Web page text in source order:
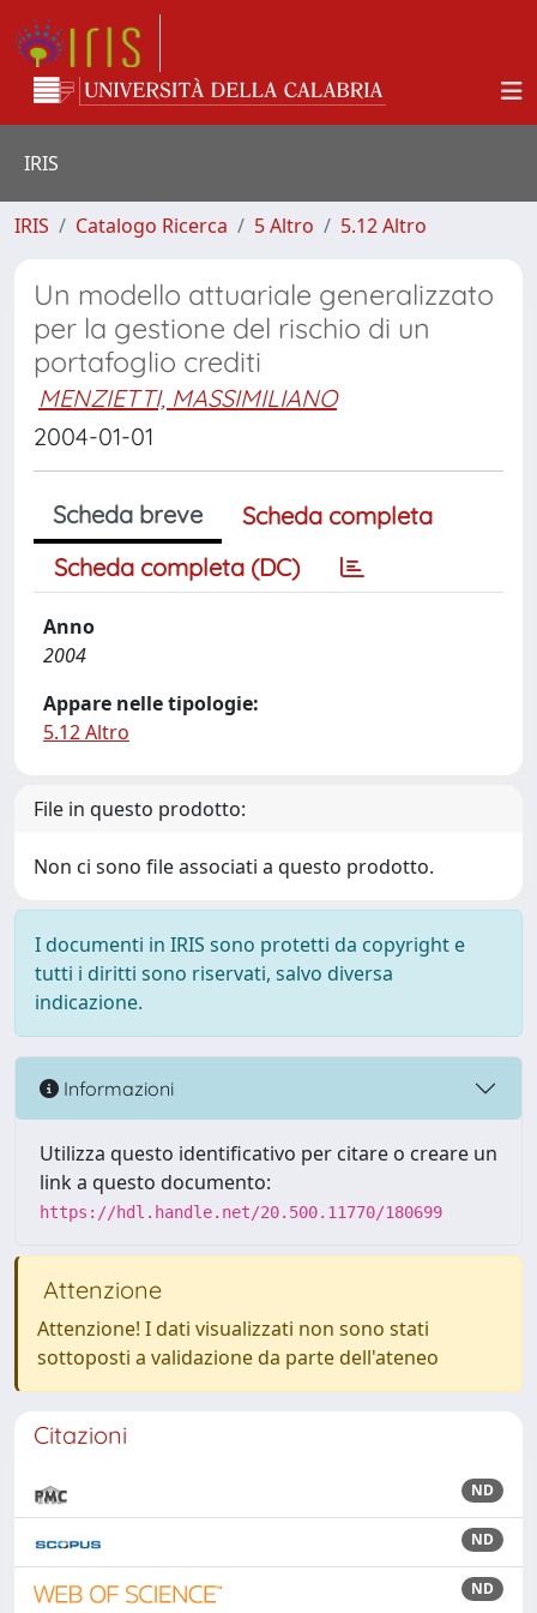
IRIS
IRIS Catalogo Ricerca 5 Altro 5.12 Altro
Un modello attuariale generalizzato
per la gestione del rischio di un
portafoglio crediti
MENZIETTI, MASSIMILIANO
2004-01-01
Scheda breve
Scheda completa
Scheda completa (DC)
Anno
2004
Appare nelle tipologie:
5.12 Altro
File in questo prodotto:
Non ci sono file associati a questo prodotto.
I documenti in IRIS sono protetti da copyright e
tutti i diritti sono riservati, salvo diversa
indicazione.
Informazioni
Utilizza questo identificativo per citare o creare un
link a questo documento:
https://hdl.handle.net/20.500.11770/180699
Attenzione
Attenzione! I dati visualizzati non sono stati
sottoposti a validazione da parte dell'ateneo
Citazioni
ND
ND
ND